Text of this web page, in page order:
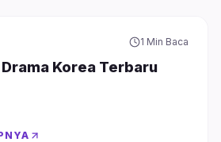
1 Min Baca
Korea Terbaru